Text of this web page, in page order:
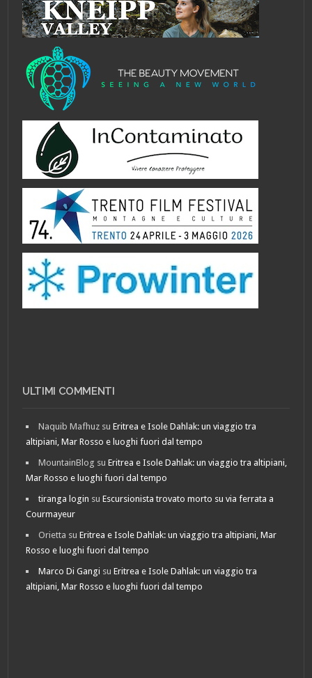
ULTIMI COMMENTI
Naquib Mafhuz suEritrea e Isole Dahlak: un viaggio tra
altipiani, Mar Rosso e luoghi fuori dal tempo
MountainBlog suEritrea e Isole Dahlak: un viaggio tra altipiani,
Mar Rosso e luoghi fuori dal tempo
tiranga login suEscursionista trovato morto su via ferrata a
Courmayeur
Orietta suEritrea e Isole Dahlak: un viaggio tra altipiani, Mar
Rosso e luoghi fuori dal tempo
Marco Di Gangi suEritrea e Isole Dahlak: un viaggio tra
altipiani, Mar Rosso e luoghi fuori dal tempo